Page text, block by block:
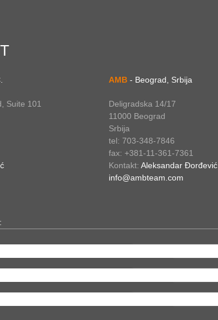
Suite 101
AMB - Beograd, Srbija
Deligradska 14/17
11000 Beograd
Srbija
tel: 703-348-7846
fax: +381-11-361-7361
Kontakt: Aleksandar Đorđević
info@ambteam.com